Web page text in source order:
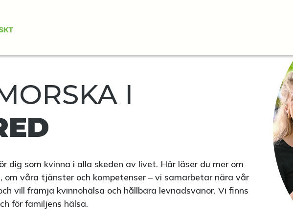
I
dig som kvinna i alla skeden av livet. Här läser du mer om
om våra tjänster och kompetenser – vi samarbetar nära vår
vill främja kvinnohälsa och hållbara levnadsvanor. Vi finns
för familjens hälsa.